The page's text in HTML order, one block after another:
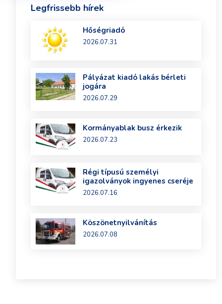
Legfrissebb hírek
Hőségriadó
2026.07.31
Pályázat kiadó lakás bérleti
jogára
2026.07.29
Kormányablak busz érkezik
2026.07.23
Régi típusú személyi
igazolványok ingyenes cseréje
2026.07.16
Köszönetnyilvánítás
2026.07.08